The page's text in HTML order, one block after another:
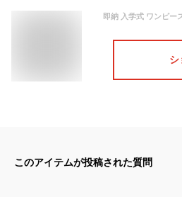
シ
このアイテムが投稿された質問